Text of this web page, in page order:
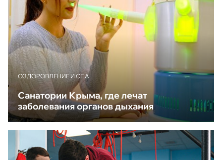
ОЗДОРОВЛЕНИЕ И СПА
Санатории Крыма, где лечат
заболевания органов дыхания